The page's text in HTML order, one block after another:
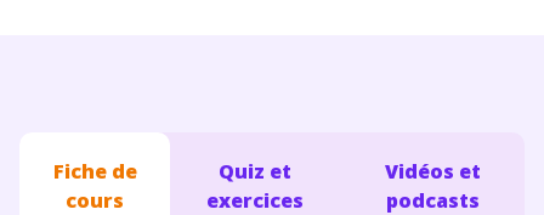
Fiche de
cours
Quiz et
exercices
Vidéos et
podcasts